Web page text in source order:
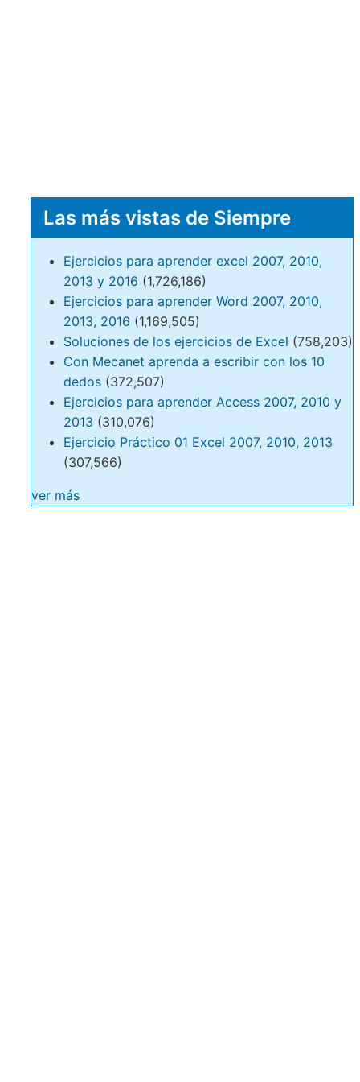
Las más vistas de Siempre
Ejercicios para aprender excel 2007, 2010,
2013 y 2016 (1,726,186)
Ejercicios para aprender Word 2007, 2010,
2013, 2016 (1,169,505)
Soluciones de los ejercicios de Excel (758,203)
Con Mecanet aprenda a escribir con los 10
dedos (372,507)
Ejercicios para aprender Access 2007, 2010 y
2013 (310,076)
Ejercicio Práctico 01 Excel 2007, 2010, 2013
(307,566)
ver más